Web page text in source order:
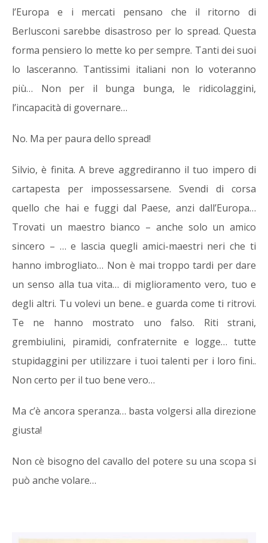
l’Europa e i mercati pensano che il ritorno di
Berlusconi sarebbe disastroso per lo spread. Questa
forma pensiero lo mette ko per sempre. Tanti dei suoi
lo lasceranno. Tantissimi italiani non lo voteranno
più… Non per il bunga bunga, le ridicolaggini,
l’incapacità di governare…
No. Ma per paura dello spread!
Silvio, è finita. A breve aggrediranno il tuo impero di
cartapesta per impossessarsene. Svendi di corsa
quello che hai e fuggi dal Paese, anzi dall’Europa…
Trovati un maestro bianco – anche solo un amico
sincero – … e lascia quegli amici-maestri neri che ti
hanno imbrogliato… Non è mai troppo tardi per dare
un senso alla tua vita… di miglioramento vero, tuo e
degli altri. Tu volevi un bene.. e guarda come ti ritrovi.
Te ne hanno mostrato uno falso. Riti strani,
grembiulini, piramidi, confraternite e logge… tutte
stupidaggini per utilizzare i tuoi talenti per i loro fini..
Non certo per il tuo bene vero…
Ma c’è ancora speranza… basta volgersi alla direzione
giusta!
Non cè bisogno del cavallo del potere su una scopa si
può anche volare…